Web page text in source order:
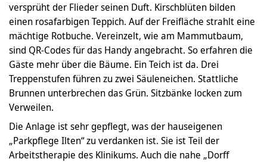
versprüht der Flieder seinen Duft. Kirschblüten bilden
einen rosafarbigen Teppich. Auf der Freifläche strahlt eine
mächtige Rotbuche. Vereinzelt, wie am Mammutbaum,
sind QR-Codes für das Handy angebracht. So erfahren die
Gäste mehr über die Bäume. Ein Teich ist da. Drei
Treppenstufen führen zu zwei Säuleneichen. Stattliche
Brunnen unterbrechen das Grün. Sitzbänke locken zum
Verweilen.
Die Anlage ist sehr gepflegt, was der hauseigenen
„Parkpflege Ilten“ zu verdanken ist. Sie ist Teil der
Arbeitstherapie des Klinikums. Auch die nahe „Dorff